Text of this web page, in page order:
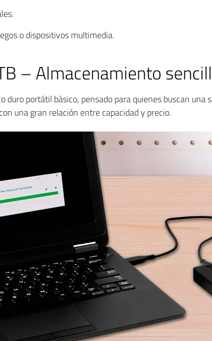
o dispositivos multimedia.
– Almacenamiento
duro portátil básico, pensado para quienes buscan
una gran relación entre capacidad y precio.